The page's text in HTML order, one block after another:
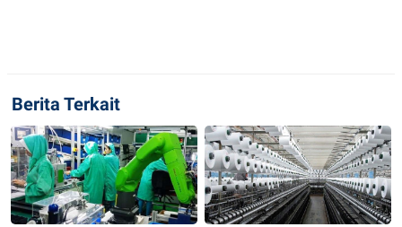
Berita Terkait